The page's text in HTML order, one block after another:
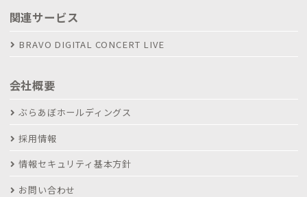
関連サービス
BRAVO DIGITAL CONCERT LIVE
会社概要
ぶらあぼホールディングス
採用情報
情報セキュリティ基本方針
お問い合わせ